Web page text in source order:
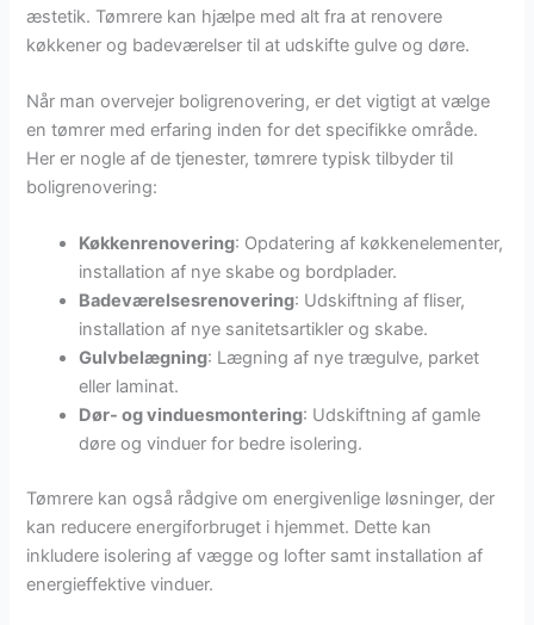
æstetik. Tømrere kan hjælpe med alt fra at renovere
køkkener og badeværelser til at udskifte gulve og døre.
Når man overvejer boligrenovering, er det vigtigt at vælge
en tømrer med erfaring inden for det specifikke område.
Her er nogle af de tjenester, tømrere typisk tilbyder til
boligrenovering:
Køkkenrenovering: Opdatering af køkkenelementer,
installation af nye skabe og bordplader.
Badeværelsesrenovering: Udskiftning af fliser,
installation af nye sanitetsartikler og skabe.
Gulvbelægning: Lægning af nye trægulve, parket
eller laminat.
Dør- og vinduesmontering: Udskiftning af gamle
døre og vinduer for bedre isolering.
Tømrere kan også rådgive om energivenlige løsninger, der
kan reducere energiforbruget i hjemmet. Dette kan
inkludere isolering af vægge og lofter samt installation af
energieffektive vinduer.